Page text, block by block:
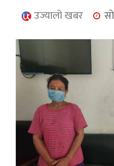
प्रबास
युनिकोड
उज्यालो खबर